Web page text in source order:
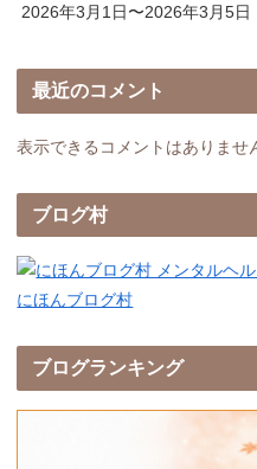
2026年3月1日〜2026年3月5
最近のコメント
表示できるコメントはありませ
ブログ村
にほんブログ村
ブログランキング